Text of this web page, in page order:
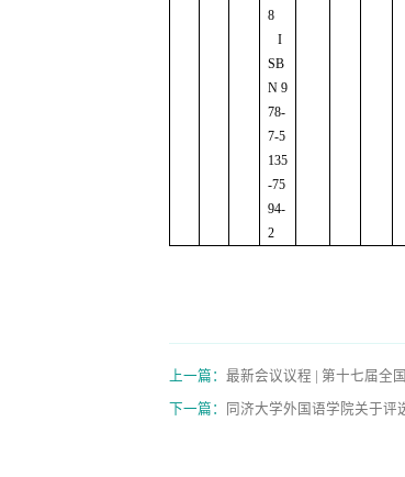
8
I
SB
N 9
78-
7-5
135
-75
94-
2
上一篇： 最新会议议程 | 第十七届全
下一篇： 同济大学外国语学院关于评